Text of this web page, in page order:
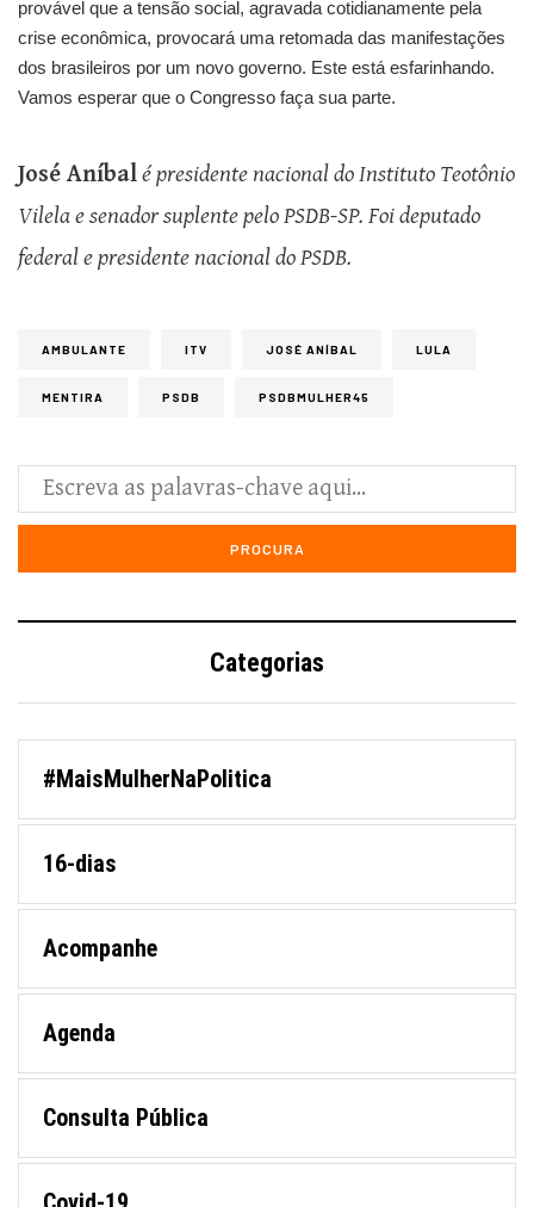
provável que a tensão social, agravada cotidianamente pela
crise econômica, provocará uma retomada das manifestações
dos brasileiros por um novo governo. Este está esfarinhando.
Vamos esperar que o Congresso faça sua parte.
José Aníbalé presidente nacional do Instituto Teotônio
Vilela e senador suplente pelo PSDB-SP. Foi deputado
federal e presidente nacional do PSDB.
AMBULANTE ITV JOSÉ ANÍBAL LULA
MENTIRA PSDB PSDBMULHER45
Categorias
#MaisMulherNaPolitica
16-dias
Acompanhe
Agenda
Consulta Pública